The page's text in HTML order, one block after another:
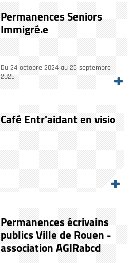
Permanences Seniors
Immigré.e
Du 24 octobre 2024 au 25 septembre
2025
Café Entr'aidant en visio
Permanences écrivains
publics Ville de Rouen -
association AGIRabcd